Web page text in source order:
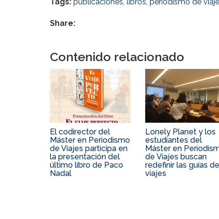
Share:
Contenido relacionado
El codirector del
Máster en Periodismo
de Viajes participa en
la presentación del
último libro de Paco
Nadal
Lonely Planet y los
estudiantes del
Máster en
de Viajes buscan
redefinir las guías de
viajes